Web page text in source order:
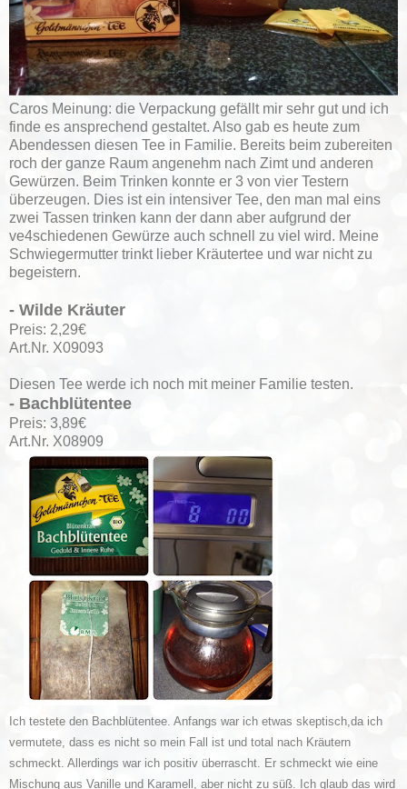
Caros Meinung: die Verpackung gefällt mir sehr gut und ich
finde es ansprechend gestaltet. Also gab es heute zum
Abendessen diesen Tee in Familie. Bereits beim zubereiten
roch der ganze Raum angenehm nach Zimt und anderen
Gewürzen. Beim Trinken konnte er 3 von vier Testern
überzeugen. Dies ist ein intensiver Tee, den man mal eins
zwei Tassen trinken kann der dann aber aufgrund der
ve4schiedenen Gewürze auch schnell zu viel wird. Meine
Schwiegermutter trinkt lieber Kräutertee und war nicht zu
begeistern.
- Wilde Kräuter
Preis: 2,29€
Art.Nr. X09093
Diesen Tee werde ich noch mit meiner Familie testen.
- Bachblütentee
Preis: 3,89€
Art.Nr. X08909
Ich testete den Bachblütentee. Anfangs war ich etwas skeptisch,da ich
vermutete, dass es nicht so mein Fall ist und total nach Kräutern
schmeckt. Allerdings war ich positiv überrascht. Er schmeckt wie eine
Mischung aus Vanille und Karamell, aber nicht zu süß. Ich glaub das wird